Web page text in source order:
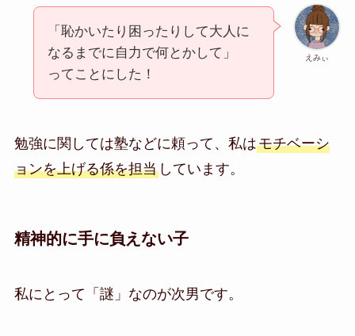
えみぃ
「恥かいたり困ったりして大人に
なるまでに自力で何とかして」
ってことにした！
勉強に関しては塾などに頼って、私はモチベーシ
ョンを上げる係を担当しています。
精神的に手に負えない子
私にとって「謎」なのが次男です。